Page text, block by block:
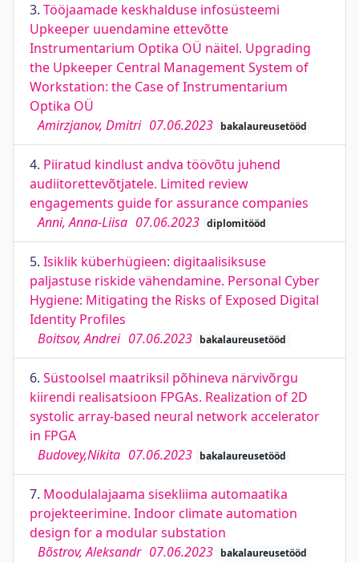
3. Tööjaamade keskhalduse infosüsteemi
Upkeeper uuendamine ettevõtte
Instrumentarium Optika OÜ näitel. Upgrading
the Upkeeper Central Management System of
Workstation: the Case of Instrumentarium
Optika OÜ
Amirzjanov, Dmitri 07.06.2023 bakalaureusetööd
4. Piiratud kindlust andva töövõtu juhend
audiitorettevõtjatele. Limited review
engagements guide for assurance companies
Anni, Anna-Liisa 07.06.2023 diplomitööd
5. Isiklik küberhügieen: digitaalisiksuse
paljastuse riskide vähendamine. Personal Cyber
Hygiene: Mitigating the Risks of Exposed Digital
Identity Profiles
Boitsov, Andrei 07.06.2023 bakalaureusetööd
6. Süstoolsel maatriksil põhineva närvivõrgu
kiirendi realisatsioon FPGAs. Realization of 2D
systolic array-based neural network accelerator
in FPGA
Budovey,Nikita 07.06.2023 bakalaureusetööd
7. Moodulalajaama sisekliima automaatika
projekteerimine. Indoor climate automation
design for a modular substation
Bõstrov, Aleksandr 07.06.2023 bakalaureusetööd